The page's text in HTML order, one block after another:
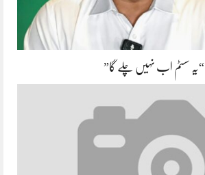
“یہ سسٹم اب نہیں چلے گا”